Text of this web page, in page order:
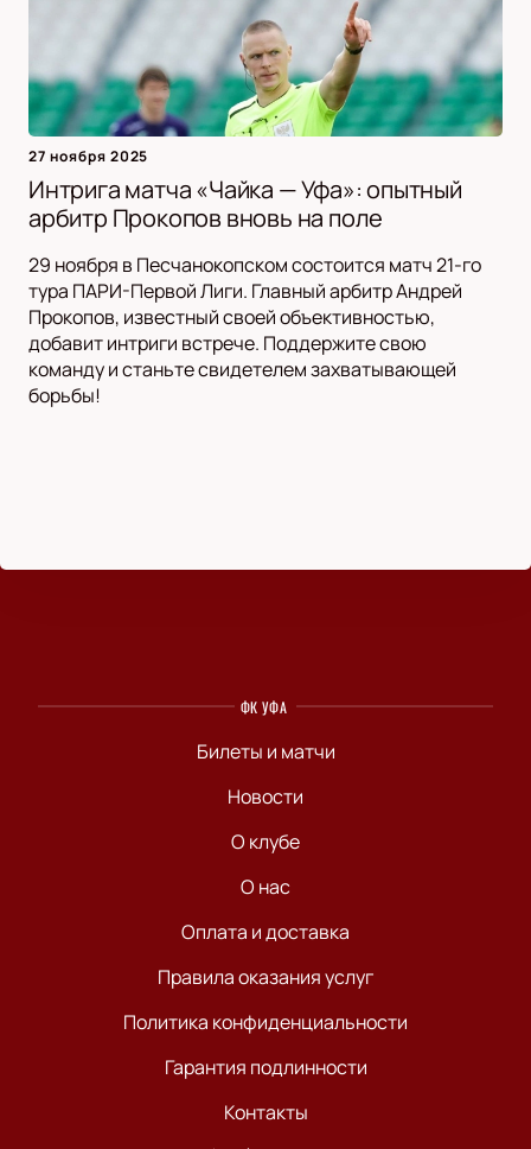
27 ноября 2025
Интрига матча «Чайка — Уфа»: опытный
арбитр Прокопов вновь на поле
29 ноября в Песчанокопском состоится матч 21-го
тура ПАРИ-Первой Лиги. Главный арбитр Андрей
Прокопов, известный своей объективностью,
добавит интриги встрече. Поддержите свою
команду и станьте свидетелем захватывающей
борьбы!
ФК УФА
Билеты и матчи
Новости
О клубе
О нас
Оплата и доставка
Правила оказания услуг
Политика конфиденциальности
Гарантия подлинности
Контакты